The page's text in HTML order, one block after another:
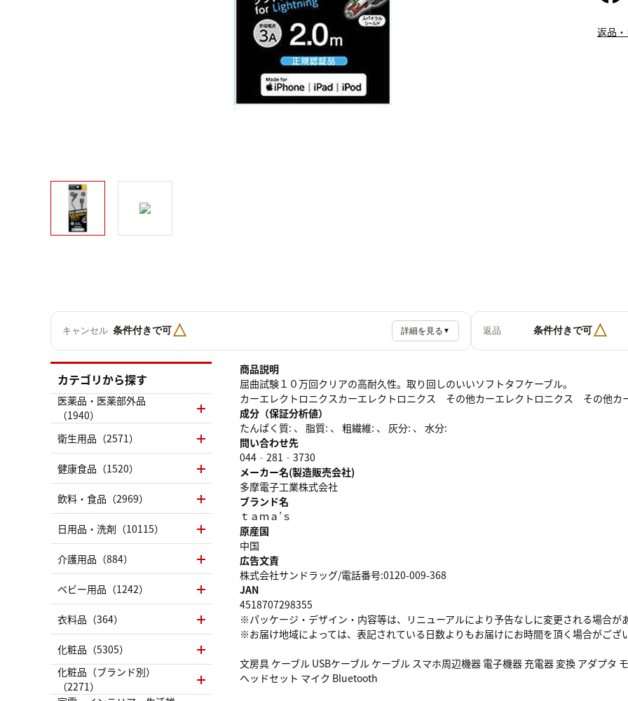
返品
キャンセル 条件付きで可△ 詳細を見る ▼ 返品 条件付きで可△
商品説明
屈曲試験１０万回クリアの高耐久性。取り回しのいいソフトタフケーブル。
カーエレクトロニクスカーエレクトロニクス その他カーエレクトロニクス その他カ
成分（保証分析値）
たんぱく質: 、 脂質: 、 粗繊維: 、 灰分: 、 水分:
問い合わせ先
044‐281‐3730
メーカー名(製造販売会社)
多摩電子工業株式会社
ブランド名
ｔａｍａ’ｓ
原産国
中国
広告文責
株式会社サンドラッグ/電話番号:0120-009-368
JAN
4518707298355
※パッケージ・デザイン・内容等は、リニューアルにより予告なしに変更される場合が
※お届け地域によっては、表記されている日数よりもお届けにお時間を頂く場合がござ
文房具 ケーブル USBケーブル ケーブル スマホ周辺機器 電子機器 充電器 変換 アダプタ
ヘッドセット マイク Bluetooth
カテゴリから探す
医薬品・医薬部外品
（1940）
衛生用品（2571）
健康食品（1520）
飲料・食品（2969）
日用品・洗剤（10115）
介護用品（884）
ベビー用品（1242）
衣料品（364）
化粧品（5305）
化粧品（ブランド別）
（2271）